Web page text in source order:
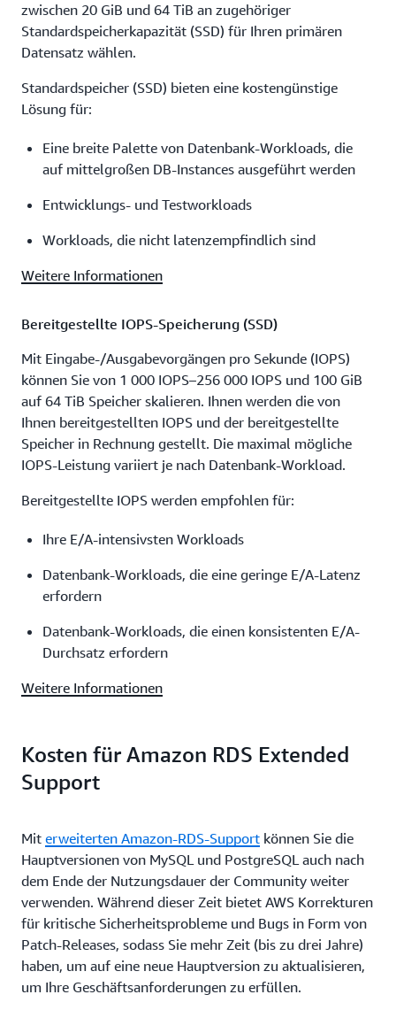
Weitere Informationen zu Amazon RDS Reserved
Instances
Reserved-Instances zu anzuzeigen
zwischen 20 GiB und 64 TiB an zugehöriger
Standardspeicherkapazität (SSD) für Ihren primären
Datensatz wählen.
Standardspeicher (SSD) bieten eine kostengünstige
Lösung für:
Eine breite Palette von Datenbank-Workloads, die
auf mittelgroßen DB-Instances ausgeführt werden
Entwicklungs- und Testworkloads
Workloads, die nicht latenzempfindlich sind
Weitere Informationen
Bereitgestellte IOPS-Speicherung (SSD)
Mit Eingabe-/Ausgabevorgängen pro Sekunde (IOPS)
können Sie von 1 000 IOPS–256 000 IOPS und 100 GiB
auf 64 TiB Speicher skalieren. Ihnen werden die von
Ihnen bereitgestellten IOPS und der bereitgestellte
Speicher in Rechnung gestellt. Die maximal mögliche
IOPS-Leistung variiert je nach Datenbank-Workload.
Bereitgestellte IOPS werden empfohlen für:
Ihre E/A-intensivsten Workloads
Datenbank-Workloads, die eine geringe E/A-Latenz
erfordern
Datenbank-Workloads, die einen konsistenten E/A-
Durchsatz erfordern
Weitere Informationen
Kosten für Amazon RDS Extended
Support
Mit erweiterten Amazon-RDS-Support können Sie die
Hauptversionen von MySQL und PostgreSQL auch nach
dem Ende der Nutzungsdauer der Community weiter
verwenden. Während dieser Zeit bietet AWS Korrekturen
für kritische Sicherheitsprobleme und Bugs in Form von
Patch-Releases, sodass Sie mehr Zeit (bis zu drei Jahre)
haben, um auf eine neue Hauptversion zu aktualisieren,
um Ihre Geschäftsanforderungen zu erfüllen.